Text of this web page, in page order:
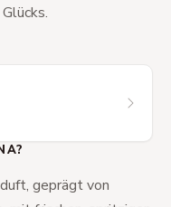
geprägt von